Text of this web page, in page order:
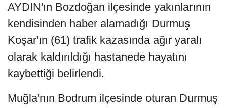
AYDIN'ın Bozdoğan ilçesinde yakınlarının
kendisinden haber alamadığı Durmuş
Koşar'ın (61) trafik kazasında ağır yaralı
olarak kaldırıldığı hastanede hayatını
kaybettiği belirlendi.
Muğla'nın Bodrum ilçesinde oturan Durmuş